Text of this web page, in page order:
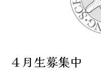
４月生募集中